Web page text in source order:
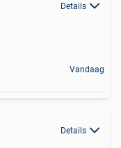
Details
Vandaag
Details